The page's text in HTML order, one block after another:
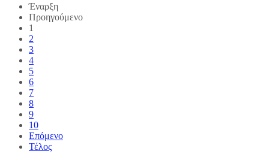
Έναρξη
Προηγούμενο
1
2
3
4
5
6
7
8
9
10
Επόμενο
Τέλος